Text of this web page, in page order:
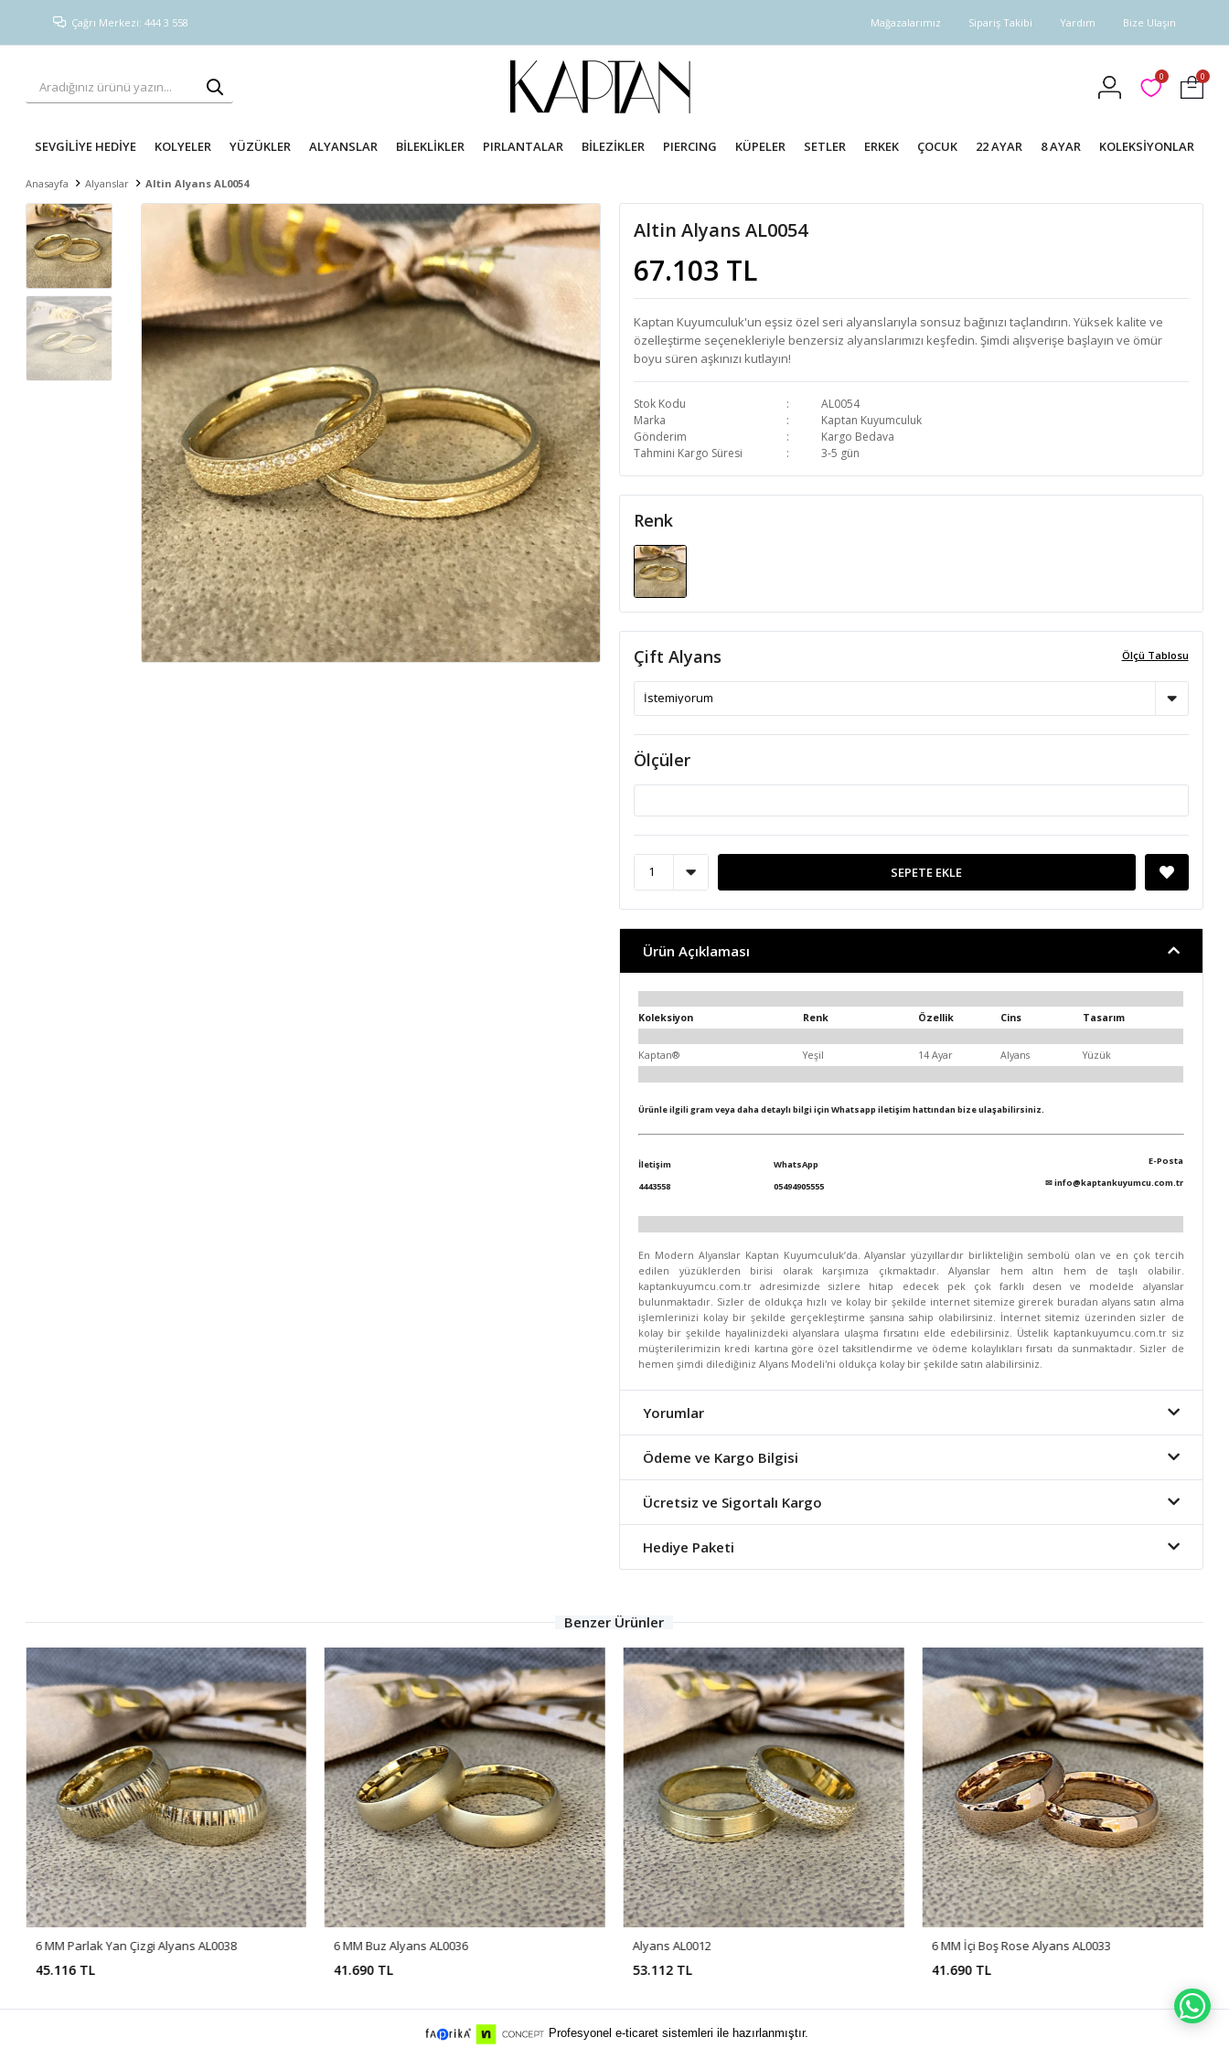
Çağrı Merkezi: 444 3 558 Mağazalarımız Sipariş Takibi Yardım Bize Ulaşın
0 0
SEVGİLİYE HEDİYE KOLYELER YÜZÜKLER ALYANSLAR BİLEKLİKLER PIRLANTALAR BİLEZİKLER PIERCING KÜPELER SETLER ERKEK ÇOCUK 22 AYAR 8 AYAR KOLEKSİYONLAR
Anasayfa Alyanslar Altin Alyans AL0054
Altin Alyans AL0054
67.103 TL
Kaptan Kuyumculuk'un eşsiz özel seri alyanslarıyla sonsuz bağınızı taçlandırın. Yüksek kalite ve
özelleştirme seçenekleriyle benzersiz alyanslarımızı keşfedin. Şimdi alışverişe başlayın ve ömür
boyu süren aşkınızı kutlayın!
Stok Kodu
AL0054
Marka
Kaptan Kuyumculuk
Gönderim
Kargo Bedava
Tahmini Kargo Süresi
3-5 gün
Renk
Ölçü Tablosu
Çift Alyans
Ölçüler
SEPETE EKLE
Ürün Açıklaması
Koleksiyon Renk Özellik Cins Tasarım
Kaptan® Yeşil 14 Ayar Alyans Yüzük
Ürünle ilgili gram veya daha detaylı bilgi için Whatsapp iletişim hattından bize ulaşabilirsiniz.
İletişim
4443558
WhatsApp
05494905555
E-Posta
✉info@kaptankuyumcu.com.tr
En Modern Alyanslar Kaptan Kuyumculuk’da. Alyanslar yüzyıllardır birlikteliğin sembolü olan ve en çok tercih
edilen yüzüklerden birisi olarak karşımıza çıkmaktadır. Alyanslar hem altın hem de taşlı olabilir.
kaptankuyumcu.com.tr adresimizde sizlere hitap edecek pek çok farklı desen ve modelde alyanslar
bulunmaktadır. Sizler de oldukça hızlı ve kolay bir şekilde internet sitemize girerek buradan alyans satın alma
işlemlerinizi kolay bir şekilde gerçekleştirme şansına sahip olabilirsiniz. İnternet sitemiz üzerinden sizler de
kolay bir şekilde hayalinizdeki alyanslara ulaşma fırsatını elde edebilirsiniz. Üstelik kaptankuyumcu.com.tr siz
müşterilerimizin kredi kartına göre özel taksitlendirme ve ödeme kolaylıkları fırsatı da sunmaktadır. Sizler de
hemen şimdi dilediğiniz Alyans Modeli'ni oldukça kolay bir şekilde satın alabilirsiniz.
Yorumlar
Ödeme ve Kargo Bilgisi
Ücretsiz ve Sigortalı Kargo
Hediye Paketi
Benzer Ürünler
6 MM Parlak Yan Çizgi Alyans AL0038
45.116 TL
6 MM Buz Alyans AL0036
41.690 TL
Alyans AL0012
53.112 TL
6 MM İçi Boş Rose Alyans AL0033
41.690 TL
Profesyonel e-ticaret sistemleri ile hazırlanmıştır.